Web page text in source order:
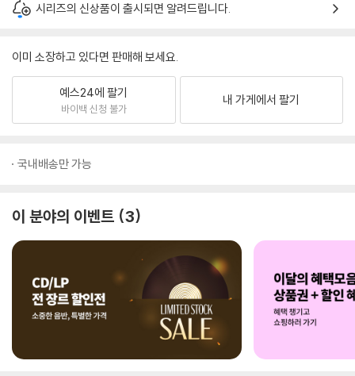
시리즈의 신상품이 출시되면 알려드립니다.
이미 소장하고 있다면 판매해 보세요.
예스24에 팔기
바이백 신청 불가
내 가게에서 팔기
국내배송만 가능
이 분야의 이벤트 3